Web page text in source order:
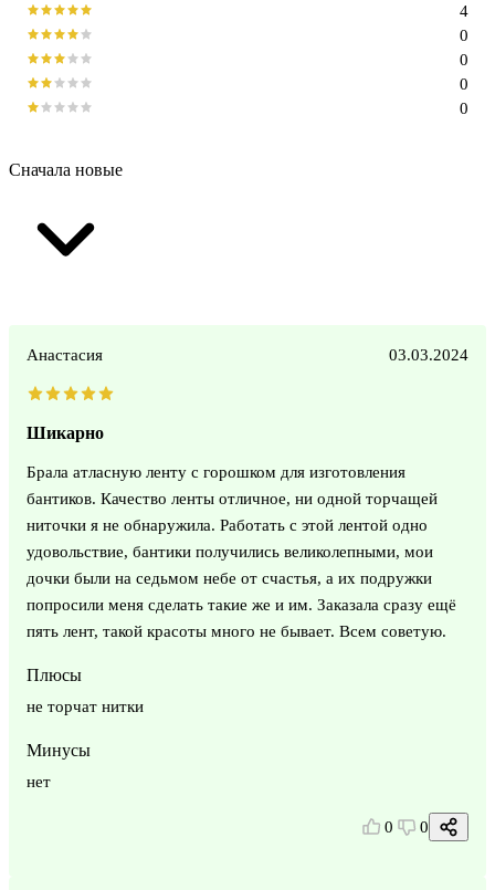
0
0
0
0
4
Сначала новые
Анастасия 03.03.2024
Шикарно
Брала атласную ленту с горошком для изготовления
бантиков. Качество ленты отличное, ни одной торчащей
ниточки я не обнаружила. Работать с этой лентой одно
удовольствие, бантики получились великолепными, мои
дочки были на седьмом небе от счастья, а их подружки
попросили меня сделать такие же и им. Заказала сразу ещё
пять лент, такой красоты много не бывает. Всем советую.
Плюсы
не торчат нитки
Минусы
нет
0 0